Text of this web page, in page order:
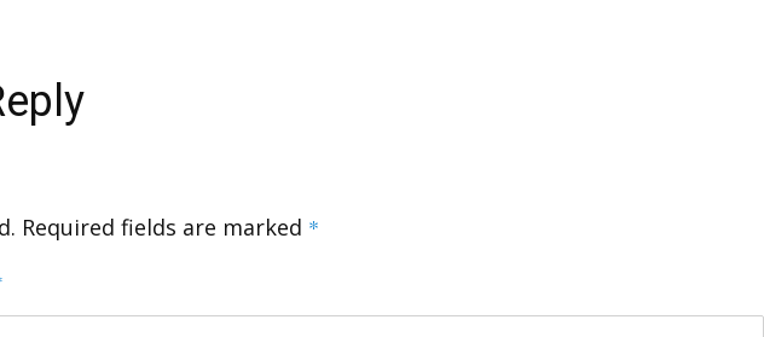
Required fields are marked *